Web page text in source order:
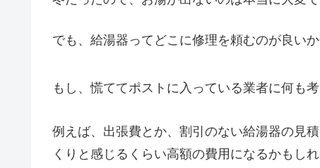
でも、給湯器ってどこに修理を頼むのが良い
もし、慌ててポストに入っている業者に何も
例えば、出張費とか、割引のない給湯器の見
くりと感じるくらい高額の費用になるかもしれ